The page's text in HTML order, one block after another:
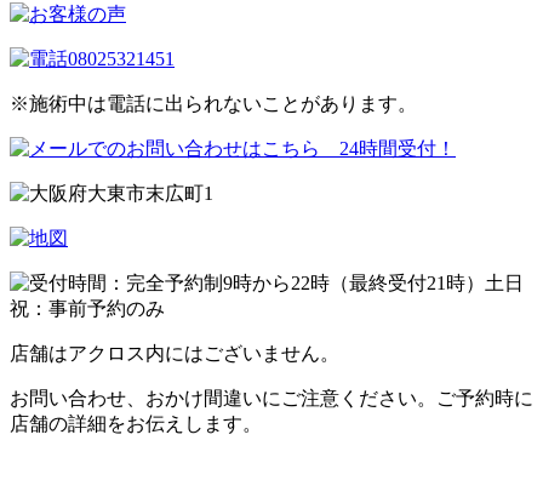
※施術中は電話に出られないことがあります。
店舗はアクロス内にはございません。
お問い合わせ、おかけ間違いにご注意ください。ご予約時に
店舗の詳細をお伝えします。